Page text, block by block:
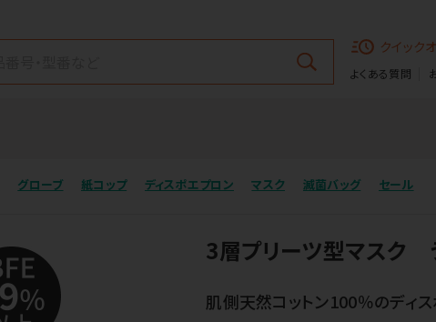
クイック
よくある質問
グローブ 紙コップ ディスポエプロン マスク 滅菌バッグ セール
3層プリーツ型マスク
肌側天然コットン100％のディス